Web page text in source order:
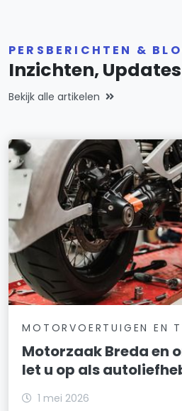
PERSBERICHTEN &
Inzichten,
Bekijk alle artikelen
MOTORVOERTUIGEN EN
Motorzaak Breda en
let u op als
1 mei 2026